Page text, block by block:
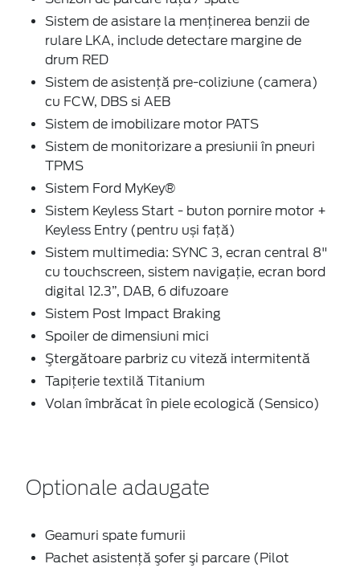
Sistem de asistare la menținerea benzii de
rulare LKA, include detectare margine de
drum RED
Sistem de asistenţă pre-coliziune (camera)
cu FCW, DBS si AEB
Sistem de imobilizare motor PATS
Sistem de monitorizare a presiunii în pneuri
TPMS
Sistem Ford MyKey®
Sistem Keyless Start - buton pornire motor +
Keyless Entry (pentru uși față)
Sistem multimedia: SYNC 3, ecran central 8"
cu touchscreen, sistem navigaţie, ecran bord
digital 12.3”, DAB, 6 difuzoare
Sistem Post Impact Braking
Spoiler de dimensiuni mici
Ştergătoare parbriz cu viteză intermitentă
Tapiţerie textilă Titanium
Volan îmbrăcat în piele ecologică (Sensico)
Optionale adaugate
Geamuri spate fumurii
Pachet asistenţă şofer şi parcare (Pilot